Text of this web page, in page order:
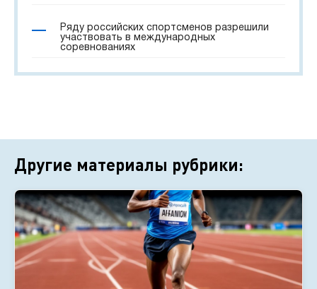
Ряду российских спортсменов разрешили
участвовать в международных
соревнованиях
Другие материалы рубрики: